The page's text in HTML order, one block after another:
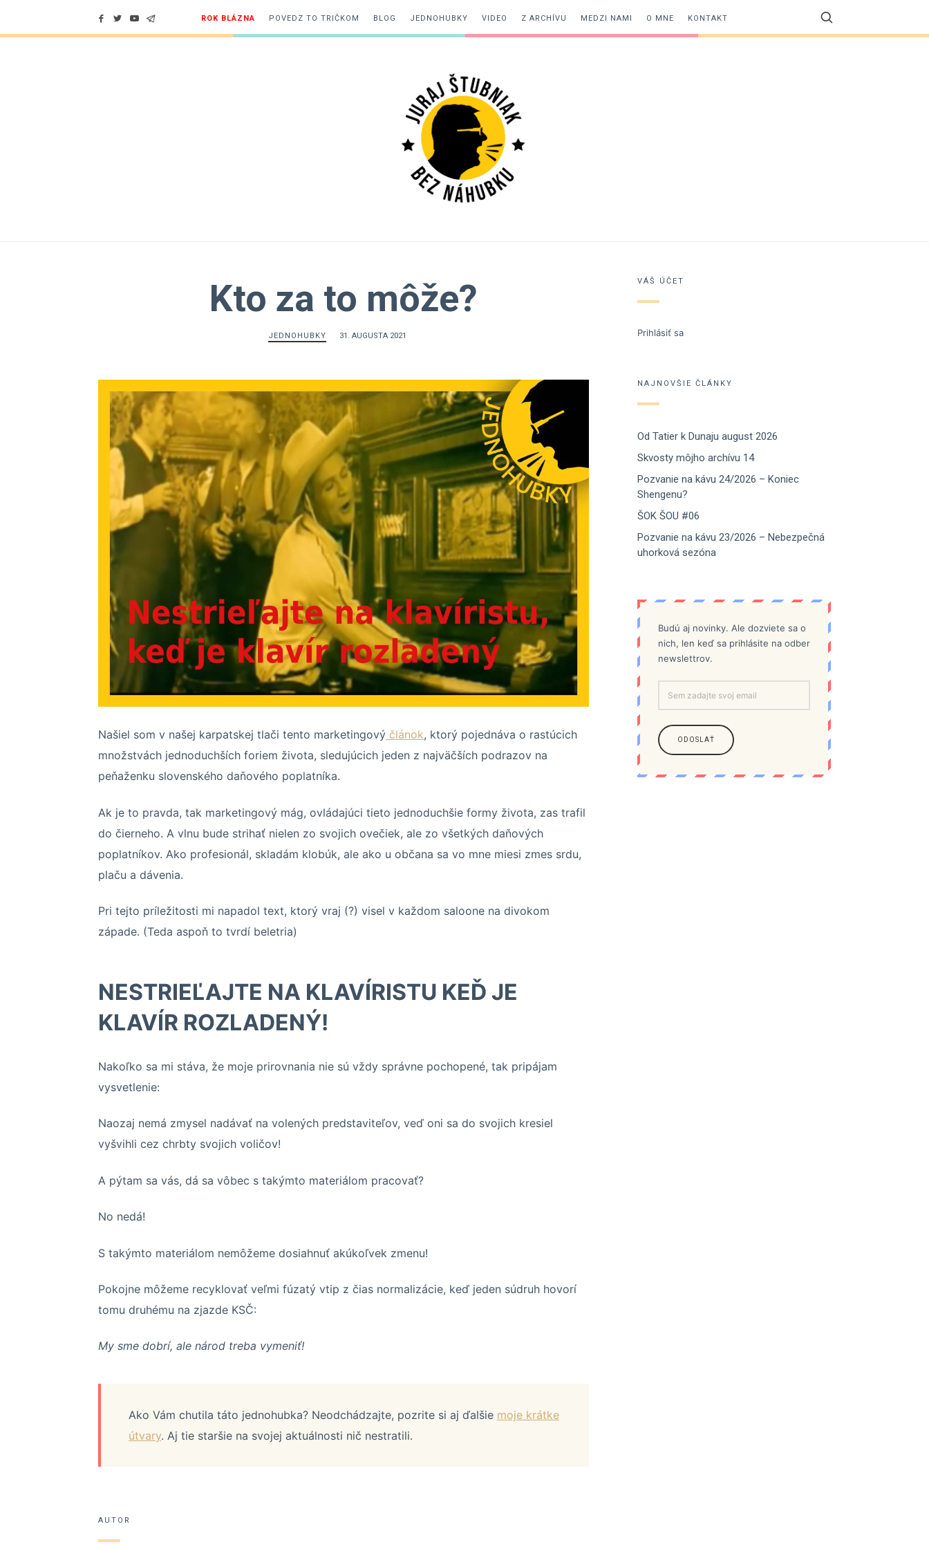
ROK BLÁZNA POVEDZ TO TRIČKOM BLOG JEDNOHUBKY VIDEO Z ARCHÍVU MEDZI NAMI O MNE KONTAKT
Juraj
Štubniak
Kto za to môže?
JEDNOHUBKY 31. AUGUSTA 2021
Našiel som v našej karpatskej tlači tento marketingový článok, ktorý pojednáva o rastúcich
množstvách jednoduchších foriem života, sledujúcich jeden z najväčších podrazov na
peňaženku slovenského daňového poplatníka.
Ak je to pravda, tak marketingový mág, ovládajúci tieto jednoduchšie formy života, zas trafil
do čierneho. A vlnu bude strihať nielen zo svojich ovečiek, ale zo všetkých daňových
poplatníkov. Ako profesionál, skladám klobúk, ale ako u občana sa vo mne miesi zmes srdu,
plaču a dávenia.
Pri tejto príležitosti mi napadol text, ktorý vraj (?) visel v každom saloone na divokom
západe. (Teda aspoň to tvrdí beletria)
NESTRIEĽAJTE NA KLAVÍRISTU KEĎ JE
KLAVÍR ROZLADENÝ!
Nakoľko sa mi stáva, že moje prirovnania nie sú vždy správne pochopené, tak pripájam
vysvetlenie:
Naozaj nemá zmysel nadávať na volených predstaviteľov, veď oni sa do svojich kresiel
vyšvihli cez chrbty svojich voličov!
A pýtam sa vás, dá sa vôbec s takýmto materiálom pracovať?
No nedá!
S takýmto materiálom nemôžeme dosiahnuť akúkoľvek zmenu!
Pokojne môžeme recyklovať veľmi fúzatý vtip z čias normalizácie, keď jeden súdruh hovorí
tomu druhému na zjazde KSČ:
My sme dobrí, ale národ treba vymeniť!
Ako Vám chutila táto jednohubka? Neodchádzajte, pozrite si aj ďalšie moje krátke
útvary. Aj tie staršie na svojej aktuálnosti nič nestratili.
AUTOR
VÁŠ ÚČET
Prihlásiť sa
NAJNOVŠIE ČLÁNKY
Od Tatier k Dunaju august 2026
Skvosty môjho archívu 14
Pozvanie na kávu 24/2026 – Koniec
Shengenu?
ŠOK ŠOU #06
Pozvanie na kávu 23/2026 – Nebezpečná
uhorková sezóna
Budú aj novinky. Ale dozviete sa o
nich, len keď sa prihlásite na odber
newslettrov.